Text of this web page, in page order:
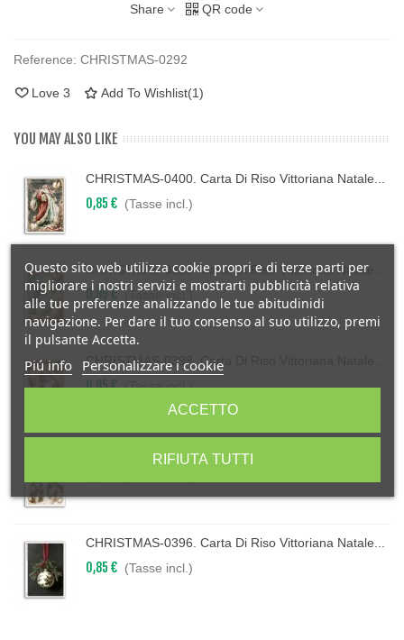
Share QR code
Reference: CHRISTMAS-0292
Love 3 Add To Wishlist(1)
YOU MAY ALSO LIKE
CHRISTMAS-0400. Carta Di Riso Vittoriana Natale...
0,85 € (Tasse incl.)
CHRISTMAS-0399. Carta Di Riso Vittoriana Natale...
0,85 € (Tasse incl.)
CHRISTMAS-0398. Carta Di Riso Vittoriana Natale...
0,85 € (Tasse incl.)
CHRISTMAS-0397. Carta Di Riso Vittoriana Natale...
CHRISTMAS-0396. Carta Di Riso Vittoriana Natale...
0,85 € (Tasse incl.)
Questo sito web utilizza cookie propri e di terze parti per
migliorare i nostri servizi e mostrarti pubblicità relativa
alle tue preferenze analizzando le tue abitudinidi
navigazione. Per dare il tuo consenso al suo utilizzo, premi
il pulsante Accetta.
Piú info Personalizzare i cookie
RIFIUTA TUTTI
ACCETTO